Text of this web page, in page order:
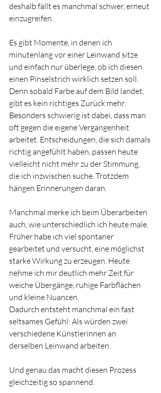
deshalb fällt es manchmal schwer, erneut
einzugreifen.
Es gibt Momente, in denen ich
minutenlang vor einer Leinwand sitze
und einfach nur überlege, ob ich diesen
einen Pinselstrich wirklich setzen soll.
Denn sobald Farbe auf dem Bild landet,
gibt es kein richtiges Zurück mehr.
Besonders schwierig ist dabei, dass man
oft gegen die eigene Vergangenheit
arbeitet. Entscheidungen, die sich damals
richtig angefühlt haben, passen heute
vielleicht nicht mehr zu der Stimmung,
die ich inzwischen suche. Trotzdem
hängen Erinnerungen daran.
Manchmal merke ich beim Überarbeiten
auch, wie unterschiedlich ich heute male.
Früher habe ich viel spontaner
gearbeitet und versucht, eine möglichst
starke Wirkung zu erzeugen. Heute
nehme ich mir deutlich mehr Zeit für
weiche Übergänge, ruhige Farbflächen
und kleine Nuancen.
Dadurch entsteht manchmal ein fast
seltsames Gefühl: Als würden zwei
verschiedene Künstlerinnen an
derselben Leinwand arbeiten.
Und genau das macht diesen Prozess
gleichzeitig so spannend.